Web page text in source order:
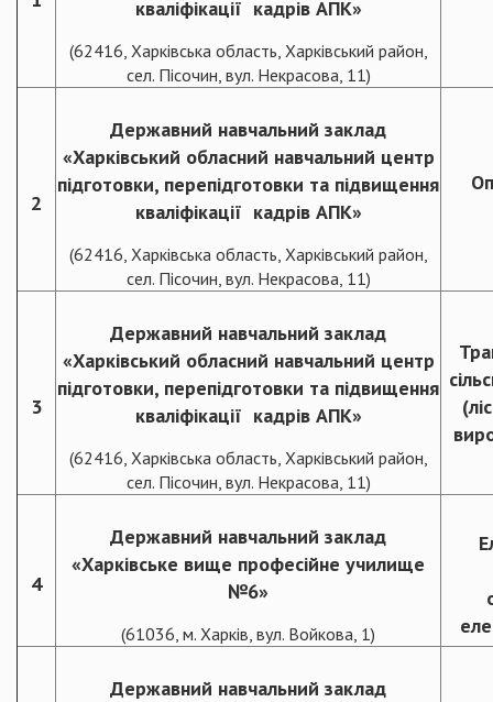
кваліфікації кадрів АПК»
(62416, Харківська область, Харківський район,
сел. Пісочин, вул. Некрасова, 11)
2
Державний навчальний заклад
«Харківський обласний навчальний центр
підготовки, перепідготовки та підвищення
кваліфікації кадрів АПК»
(62416, Харківська область, Харківський район,
сел. Пісочин, вул. Некрасова, 11)
3
Державний навчальний заклад
«Харківський обласний навчальний центр
підготовки, перепідготовки та підвищення
кваліфікації кадрів АПК»
(62416, Харківська область, Харківський район,
сел. Пісочин, вул. Некрасова, 11)
4
Державний навчальний заклад
«Харківське вище професійне училище
№6»
(61036, м. Харків, вул. Войкова, 1)
Державний навчальний заклад